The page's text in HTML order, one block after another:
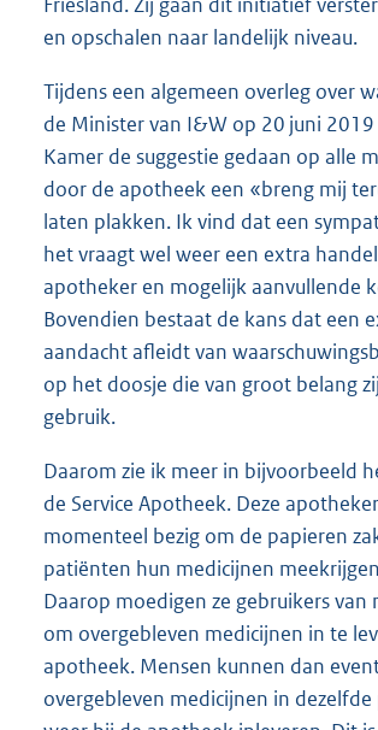
en opschalen naar landelijk niveau.
Tijdens een algemeen overleg over
de Minister van I&W op 20 juni
Kamer de suggestie gedaan op alle
door de apotheek een «breng mij
laten plakken. Ik vind dat een
het vraagt wel weer een extra
apotheker en mogelijk aanvullende
Bovendien bestaat de kans dat een
aandacht afleidt van
op het doosje die van groot belang
gebruik.
Daarom zie ik meer in bijvoorbeeld
de Service Apotheek. Deze
momenteel bezig om de papieren
patiënten hun medicijnen
Daarop moedigen ze gebruikers van
om overgebleven medicijnen in te
apotheek. Mensen kunnen dan
overgebleven medicijnen in